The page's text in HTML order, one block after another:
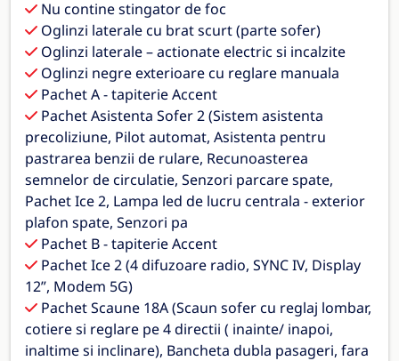
Nu contine stingator de foc
Oglinzi laterale cu brat scurt (parte sofer)
Oglinzi laterale – actionate electric si incalzite
Oglinzi negre exterioare cu reglare manuala
Pachet A - tapiterie Accent
Pachet Asistenta Sofer 2 (Sistem asistenta
precoliziune, Pilot automat, Asistenta pentru
pastrarea benzii de rulare, Recunoasterea
semnelor de circulatie, Senzori parcare spate,
Pachet Ice 2, Lampa led de lucru centrala - exterior
plafon spate, Senzori pa
Pachet B - tapiterie Accent
Pachet Ice 2 (4 difuzoare radio, SYNC IV, Display
12”, Modem 5G)
Pachet Scaune 18A (Scaun sofer cu reglaj lombar,
cotiere si reglare pe 4 directii ( inainte/ inapoi,
inaltime si inclinare), Bancheta dubla pasageri, fara